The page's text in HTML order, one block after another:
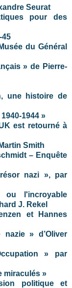
Seurat
pour des
45
du Général
» de Pierre-
une histoire de
1944 »
est retourné à
Smith
– Enquête
nazi », par
l'incroyable
J. Rekel
et Hannes
» d’Oliver
» par
miraculés »
politique et